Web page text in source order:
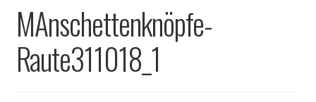
MAnschettenknöpfe-
Raute311018_1